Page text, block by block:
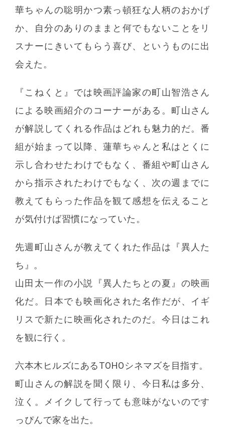
華ちゃんの聡明かつ素っ頓狂な人柄のおかげ
か、自分のありのままと何でもないことをリ
スナーにきいてもらう喜び、というものに出
会えた。
『こねくと』では映画評論家の町山智浩さん
による映画紹介のコーナーがある。町山さん
が解説してくれる作品はどれも魅力的だ。番
組が始まって以降、蓮華ちゃんと私はとくに
示し合わせたわけでもなく、番組や町山さん
から指示されたわけでもなく、次の週までに
教えてもらった作品を観て感想を伝えること
が気付けば習慣になっていた。
先週町山さんが教えてくれた作品は『異人た
ち』。
山田太一作の小説『異人たちとの夏』の映画
化だ。日本でも映画化された名作だが、イギ
リスで新たに映画化されたのだ。今日はこれ
を観に行く。
六本木ヒルズにあるTOHOシネマズを目指す。
町山さんの解説を聞く限り、今日私は多分、
泣く。メイクして行っても意味がないのです
っぴんで家を出た。